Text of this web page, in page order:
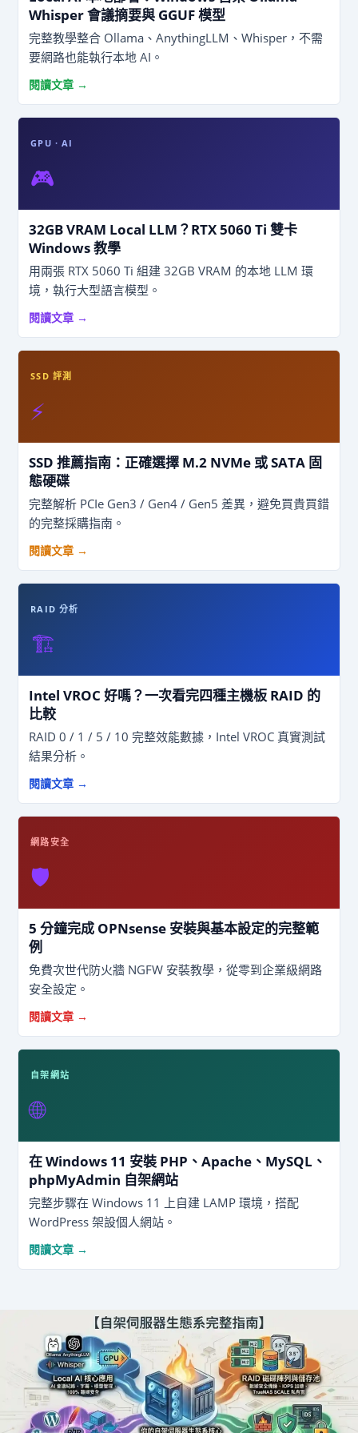
Whisper 會議摘要與 GGUF 模型
完整教學整合 Ollama、AnythingLLM、Whisper，不需
要網路也能執行本地 AI。
閱讀文章 →
GPU · AI
🎮
32GB VRAM Local LLM？RTX 5060 Ti 雙卡
Windows 教學
用兩張 RTX 5060 Ti 組建 32GB VRAM 的本地 LLM 環
境，執行大型語言模型。
閱讀文章 →
SSD 評測
⚡
SSD 推薦指南：正確選擇 M.2 NVMe 或 SATA 固
態硬碟
完整解析 PCIe Gen3 / Gen4 / Gen5 差異，避免買貴買錯
的完整採購指南。
閱讀文章 →
RAID 分析
🏗️
Intel VROC 好嗎？一次看完四種主機板 RAID 的
比較
RAID 0 / 1 / 5 / 10 完整效能數據，Intel VROC 真實測試
結果分析。
閱讀文章 →
網路安全
🛡️
5 分鐘完成 OPNsense 安裝與基本設定的完整範
例
免費次世代防火牆 NGFW 安裝教學，從零到企業級網路
安全設定。
閱讀文章 →
自架網站
🌐
在 Windows 11 安裝 PHP、Apache、MySQL、
phpMyAdmin 自架網站
完整步驟在 Windows 11 上自建 LAMP 環境，搭配
WordPress 架設個人網站。
閱讀文章 →